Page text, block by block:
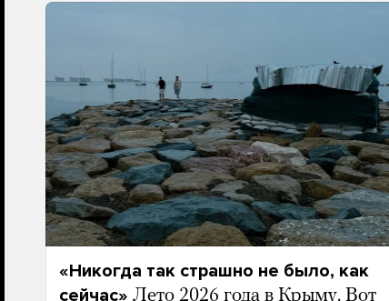
«Никогда так страшно не было, как
сейчас» Лето 2026 года в Крыму. Вот